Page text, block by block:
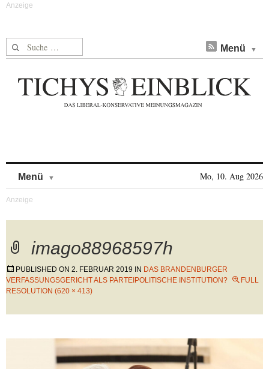
Suche nach: Menü
Menü Mo, 10. Aug 2026
imago88968597h
PUBLISHED ON 2. FEBRUAR 2019 IN DAS BRANDENBURGER
VERFASSUNGSGERICHT ALS PARTEIPOLITISCHE INSTITUTION?
FULL
RESOLUTION (620 × 413)